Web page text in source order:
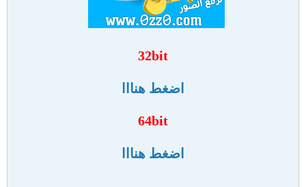
32bit
اضغط هنااا
64bit
اضغط هنااا